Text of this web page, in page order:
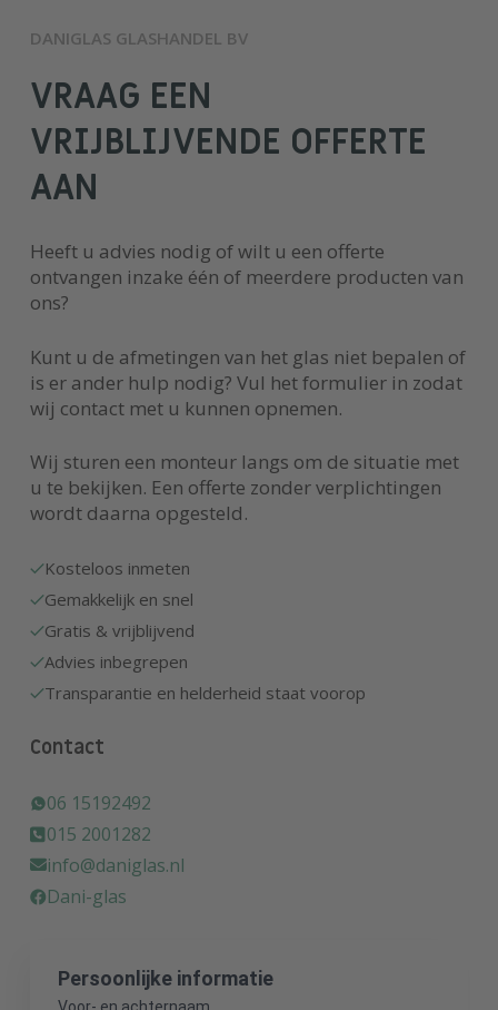
DANIGLAS GLASHANDEL BV
VRAAG EEN
VRIJBLIJVENDE OFFERTE
AAN
Heeft u advies nodig of wilt u een offerte
ontvangen inzake één of meerdere producten van
ons?
Kunt u de afmetingen van het glas niet bepalen of
is er ander hulp nodig? Vul het formulier in zodat
wij contact met u kunnen opnemen.
Wij sturen een monteur langs om de situatie met
u te bekijken. Een offerte zonder verplichtingen
wordt daarna opgesteld.
Kosteloos inmeten
Gemakkelijk en snel
Gratis & vrijblijvend
Advies inbegrepen
Transparantie en helderheid staat voorop
Contact
06 15192492
015 2001282
info@daniglas.nl
Dani-glas
Persoonlijke informatie